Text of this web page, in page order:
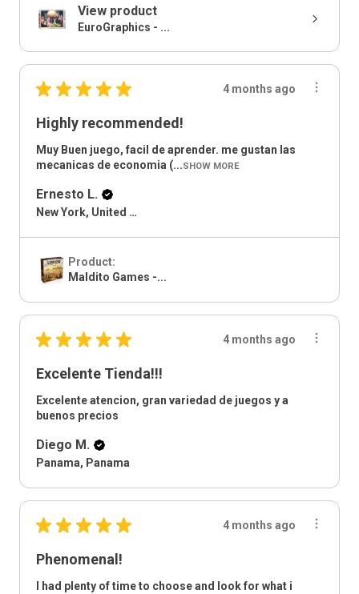
View product
EuroGraphics - ...
★ ★ ★ ★ ★ 4 months ago
Highly recommended!
Muy Buen juego, facil de aprender. me gustan las
mecanicas de economia (...SHOW MORE
Ernesto L.
New York, United States
Product:
Maldito Games -...
★ ★ ★ ★ ★ 4 months ago
Excelente Tienda!!!
Excelente atencion, gran variedad de juegos y a
buenos precios
Diego M.
Panama, Panama
★ ★ ★ ★ ★ 4 months ago
Phenomenal!
I had plenty of time to choose and look for what i